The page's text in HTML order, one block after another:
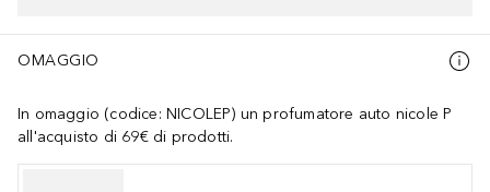
OMAGGIO
In omaggio (codice: NICOLEP) un profumatore auto nicole P
all'acquisto di 69€ di prodotti.